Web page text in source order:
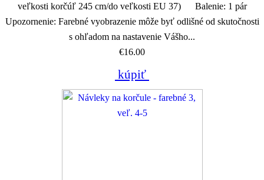
veľkosti korčúľ 245 cm/do veľkosti EU 37) Balenie: 1 pár
Upozornenie: Farebné vyobrazenie môže byť odlišné od skutočnosti
s ohľadom na nastavenie Vášho...
€16.00
kúpiť